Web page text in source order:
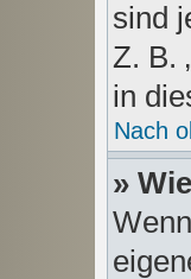
sind
Z. B.
in
Nach
»